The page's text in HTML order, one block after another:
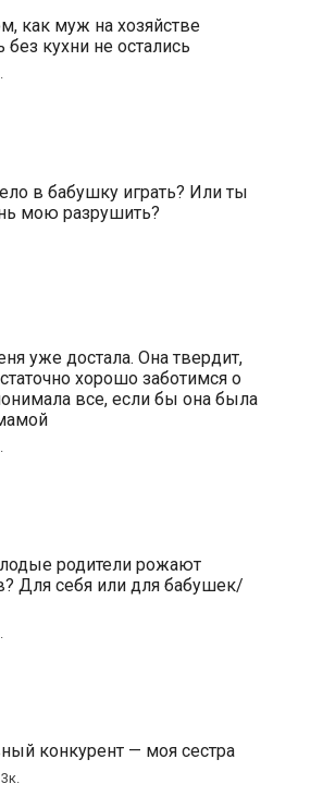
как муж на хозяйстве
без кухни не остались
в бабушку играть? Или ты
мою разрушить?
уже достала. Она твердит,
хорошо заботимся о
все, если бы она была
родители рожают
Для себя или для бабушек/
конкурент — моя сестра
3к.